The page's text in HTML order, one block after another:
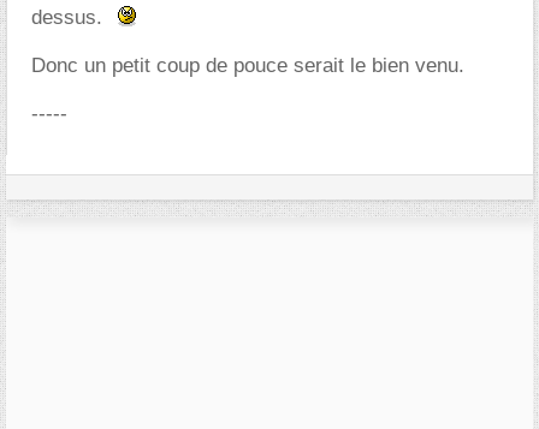
dessus.
Donc un petit coup de pouce serait le bien venu.
-----